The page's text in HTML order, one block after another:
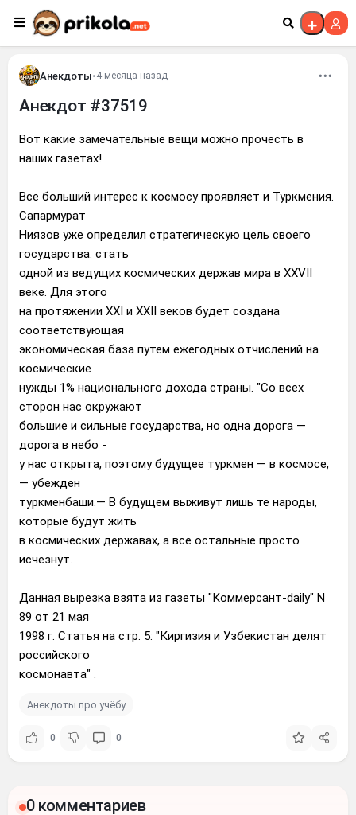
Перейти к контенту
Анекдоты•4 месяца назад
Анекдот #37519
Вот какие замечательные вещи можно прочесть в
наших газетах!
Все больший интерес к космосу проявляет и Туркмения.
Сапармурат
Ниязов уже определил стратегическую цель своего
государства: стать
одной из ведущих космических держав мира в XXVII
веке. Для этого
на протяжении XXI и XXII веков будет создана
соответствующая
экономическая база путем ежегодных отчислений на
космические
нужды 1% национального дохода страны. "Со всех
сторон нас окружают
большие и сильные государства, но одна дорога —
дорога в небо -
у нас открыта, поэтому будущее туркмен — в космосе,
— убежден
туркменбаши.— В будущем выживут лишь те народы,
которые будут жить
в космических державах, а все остальные просто
исчезнут.
Данная вырезка взята из газеты "Коммерсант-daily" N
89 от 21 мая
1998 г. Статья на стр. 5: "Киргизия и Узбекистан делят
российского
космонавта" .
Анекдоты про учёбу
0 0
0 комментариев